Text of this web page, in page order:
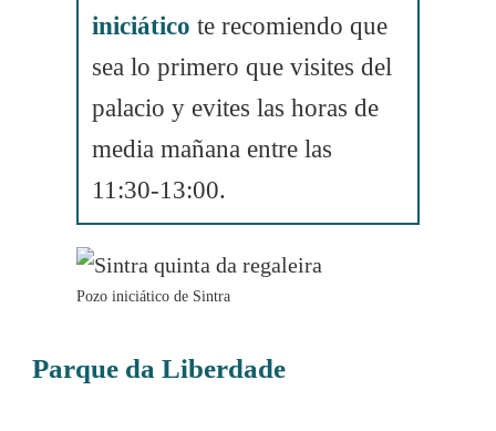
iniciático te recomiendo que
sea lo primero que visites del
palacio y evites las horas de
media mañana entre las
11:30-13:00.
Pozo iniciático de Sintra
Parque da Liberdade